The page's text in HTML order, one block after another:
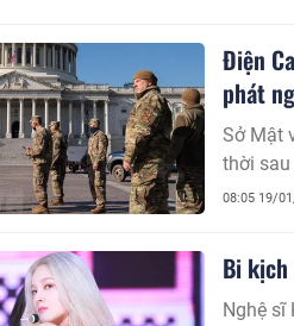
Điện
phát
Sở Mật
thời
08:05 19/
Bi kịch
Nghệ sĩ